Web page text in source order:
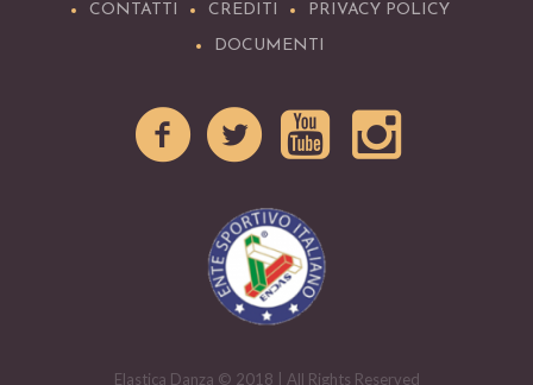
CONTATTI
CREDITI
PRIVACY POLICY
DOCUMENTI
Elastica Danza © 2018 | All Rights Reserved